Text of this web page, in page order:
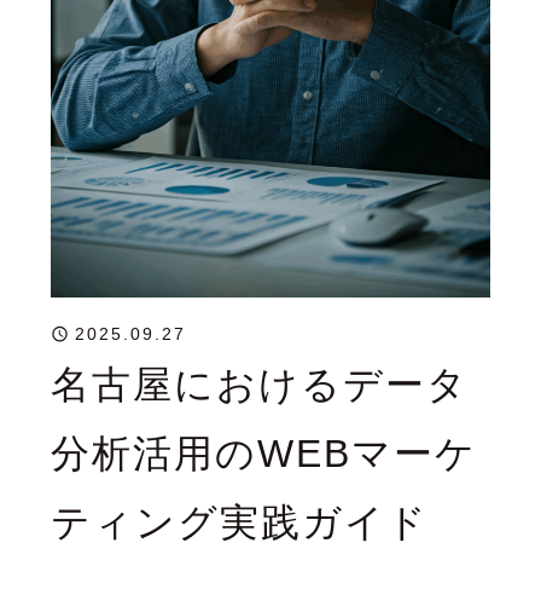
2025.09.27
名古屋におけるデータ
分析活用のWEBマーケ
ティング実践ガイド